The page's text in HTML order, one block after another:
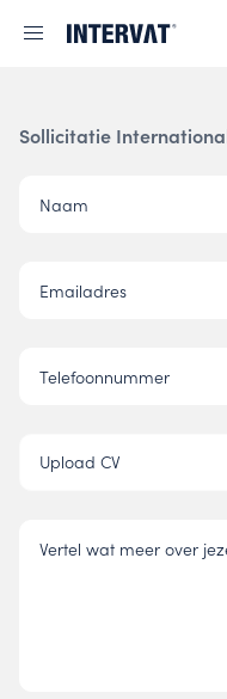
Sollicitatie
Naam
Emailadres
Telefoonnummer
Upload CV
Vertel wat meer over